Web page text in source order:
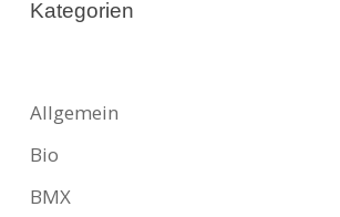
Kategorien
Allgemein
Bio
BMX